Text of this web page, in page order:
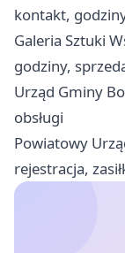
kontakt,
Galeria Sztuki
godziny,
Urząd Gminy
obsługi
Powiatowy
rejestracja,